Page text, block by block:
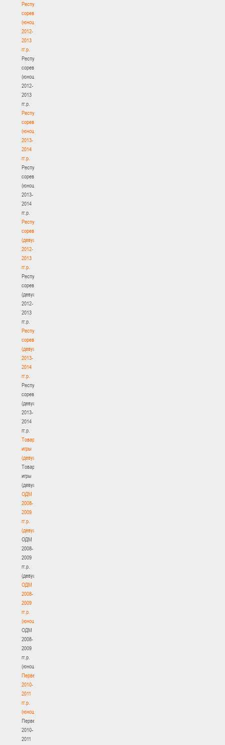
Республиканские
соревнования
(юноши)
2012-
2013
гг.р.
Республиканские
соревнования
(юноши)
2012-
2013
гг.р.
Республиканские
соревнования
(юноши)
2013-
2014
гг.р.
Республиканские
соревнования
(юноши)
2013-
2014
гг.р.
Республиканские
соревнования
(девушки)
2012-
2013
гг.р.
Республиканские
соревнования
(девушки)
2012-
2013
гг.р.
Республиканские
соревнования
(девушки)
2013-
2014
гг.р.
Республиканские
соревнования
(девушки)
2013-
2014
гг.р.
Товарищеские
игры
(девушки)
Товарищеские
игры
(девушки)
ОДМ
2008-
2009
гг.р.
(девушки)
ОДМ
2008-
2009
гг.р.
(девушки)
ОДМ
2008-
2009
гг.р.
(юноши)
ОДМ
2008-
2009
гг.р.
(юноши)
Первенство
2010-
2011
гг.р.
(юноши)
Первенство
2010-
2011